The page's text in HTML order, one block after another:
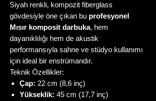
Siyah renkli, kompozit fiberglass
gövdesiyle öne çıkan bu profesyonel
Mısır komposit darbuka, hem
dayanıklılığı hem de akustik
performansıyla sahne ve stüdyo kullanımı
için ideal bir enstrümandır.
Teknik Özellikler:
Çap: 22 cm (8,6 inç)
Yükseklik: 45 cm (17,7 inç)